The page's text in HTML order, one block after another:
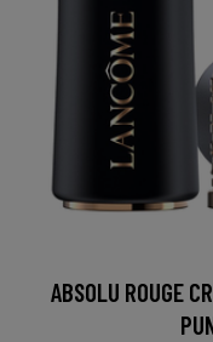
ABSOLU ROUGE